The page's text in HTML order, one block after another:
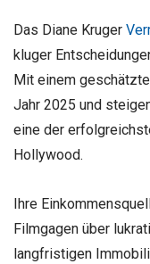
Das Diane Kruger
kluger
Mit einem
Jahr 2025 und
eine der
Hollywood.
Ihre
Filmgagen über
langfristigen